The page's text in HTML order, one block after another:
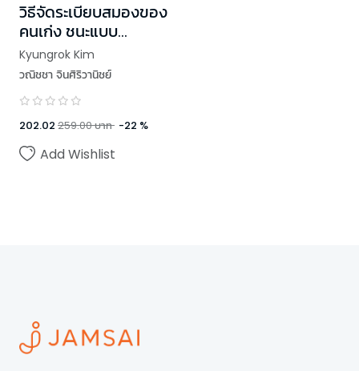
วิธีจัดระเบียบสมองของ
คนเก่ง ชนะแบบ
ขาดลอย
Kyungrok Kim
วณิชชา จินศิริวานิชย์
202.02 259.00บาท -22 %
Add Wishlist